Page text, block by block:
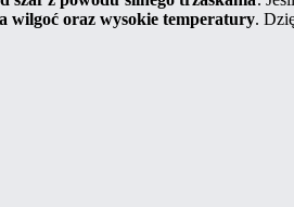
wilgoć oraz wysokie temperatury.